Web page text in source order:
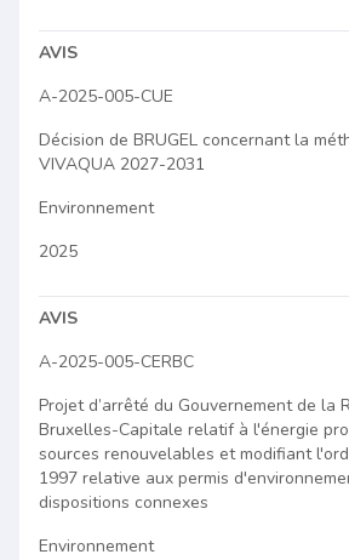
Document PDF
AVIS
A-2025-005-CUE
Décision de BRUGEL concernant la
VIVAQUA 2027-2031
Environnement
2025
Document PDF
AVIS
A-2025-005-CERBC
Projet d’arrêté du Gouvernement de la
Bruxelles-Capitale relatif à l'énergie
sources renouvelables et modifiant
1997 relative aux permis
dispositions connexes
Environnement